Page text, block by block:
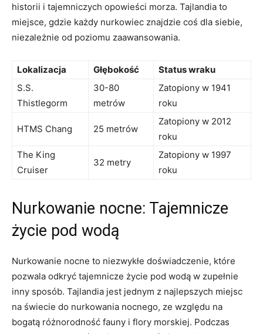
historii i tajemniczych opowieści​ morza. Tajlandia to
miejsce,⁤ gdzie ⁣każdy nurkowiec⁢ znajdzie coś dla siebie,
niezależnie od poziomu zaawansowania.
Lokalizacja Głębokość
Status wraku
S.S.
Thistlegorm
30-80
metrów
Zatopiony w 1941
roku
HTMS Chang 25 metrów
Zatopiony⁢ w 2012
roku
The King
Cruiser
32 metry
Zatopiony w‍ 1997
‌roku
Nurkowanie nocne: Tajemnicze
życie‌ pod wodą
Nurkowanie nocne to ⁢niezwykłe ​doświadczenie, które
pozwala odkryć tajemnicze życie⁣ pod wodą w zupełnie
inny sposób. Tajlandia jest jednym ⁢z najlepszych miejsc
na świecie do nurkowania nocnego, ze ⁤względu​ na
bogatą różnorodność fauny i flory‍ morskiej. Podczas